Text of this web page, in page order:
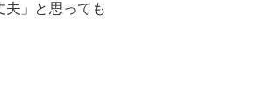
夫」と思っても